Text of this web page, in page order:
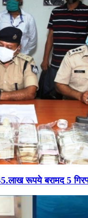
रूपये बरामद 5